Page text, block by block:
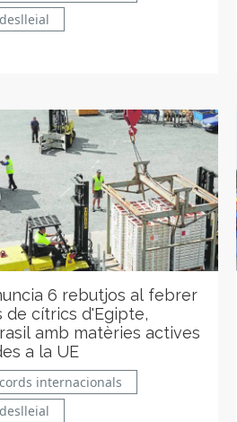
6 rebutjos al febrer
de cítrics d'Egipte,
amb matèries actives
a la UE
internacionals